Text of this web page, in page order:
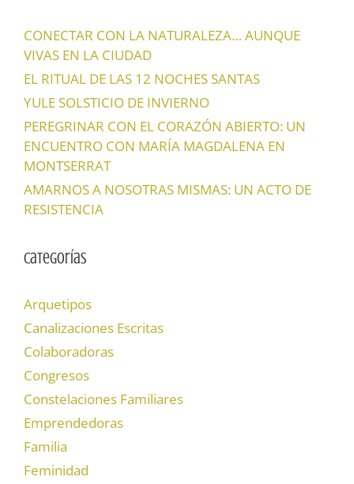
CONECTAR CON LA NATURALEZA… AUNQUE
VIVAS EN LA CIUDAD
EL RITUAL DE LAS 12 NOCHES SANTAS
YULE SOLSTICIO DE INVIERNO
PEREGRINAR CON EL CORAZÓN ABIERTO: UN
ENCUENTRO CON MARÍA MAGDALENA EN
MONTSERRAT
AMARNOS A NOSOTRAS MISMAS: UN ACTO DE
RESISTENCIA
Categorías
Arquetipos
Canalizaciones Escritas
Colaboradoras
Congresos
Constelaciones Familiares
Emprendedoras
Familia
Feminidad